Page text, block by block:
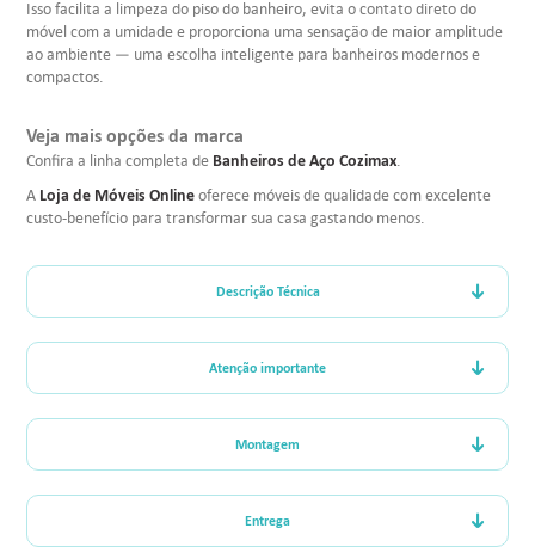
Isso facilita a limpeza do piso do banheiro, evita o contato direto do
móvel com a umidade e proporciona uma sensação de maior amplitude
ao ambiente — uma escolha inteligente para banheiros modernos e
compactos.
Veja mais opções da marca
Confira a linha completa de Banheiros de Aço Cozimax.
A Loja de Móveis Onlineoferece móveis de qualidade com excelente
custo-benefício para transformar sua casa gastando menos.
Descrição Técnica
Atenção importante
Montagem
Entrega